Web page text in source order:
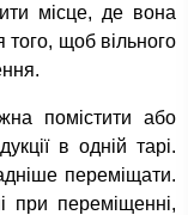
місце, де вона
того, щоб вільного
помістити або
в одній тарі.
переміщати.
при переміщенні,